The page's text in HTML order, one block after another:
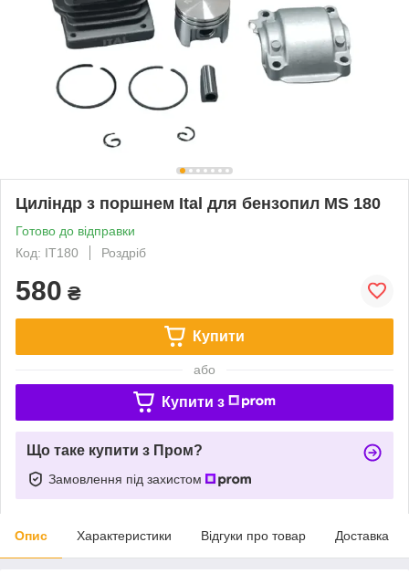
Циліндр з поршнем Ital для бензопил MS 180
Готово до відправки
Код: IT180
Роздріб
580 ₴
Купити
або
Купити з
Що таке купити з Пром?
Замовлення під захистом
Опис Характеристики Відгуки про товар Доставка